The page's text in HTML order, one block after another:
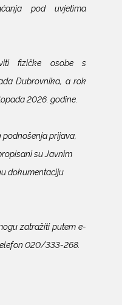
pod uvjetima
fizičke osobe s
Dubrovnika, a rok
2026. godine.
podnošenja prijava,
su Javnim
dokumentaciju
zatražiti putem e-
020/333-268.